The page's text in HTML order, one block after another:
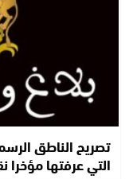
تصريح الناطق
التي عرفتها مؤخرا